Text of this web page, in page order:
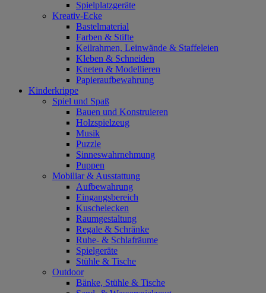
Spielplatzgeräte
Kreativ-Ecke
Bastelmaterial
Farben & Stifte
Keilrahmen, Leinwände & Staffeleien
Kleben & Schneiden
Kneten & Modellieren
Papieraufbewahrung
Kinderkrippe
Spiel und Spaß
Bauen und Konstruieren
Holzspielzeug
Musik
Puzzle
Sinneswahrnehmung
Puppen
Mobiliar & Ausstattung
Aufbewahrung
Eingangsbereich
Kuschelecken
Raumgestaltung
Regale & Schränke
Ruhe- & Schlafräume
Spielgeräte
Stühle & Tische
Outdoor
Bänke, Stühle & Tische